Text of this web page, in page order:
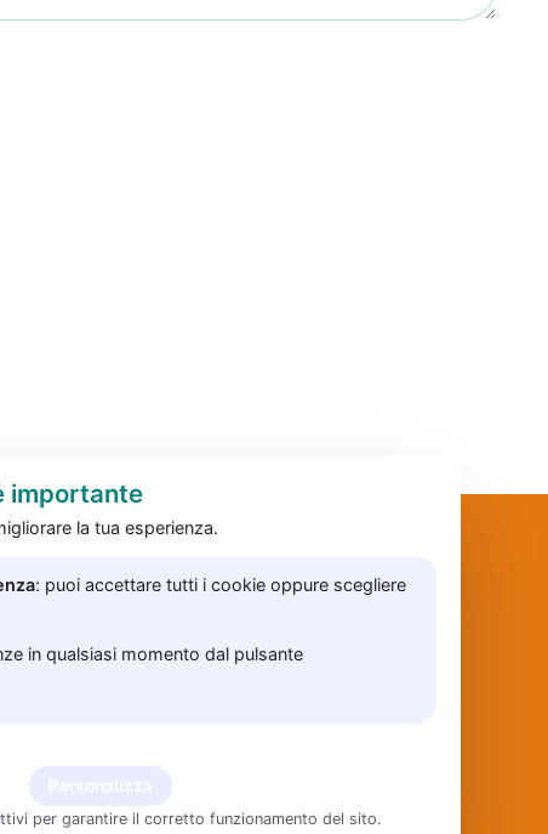
importante
la tua esperienza.
: puoi accettare tutti i cookie oppure scegliere
in qualsiasi momento dal pulsante
per garantire il corretto funzionamento del sito.